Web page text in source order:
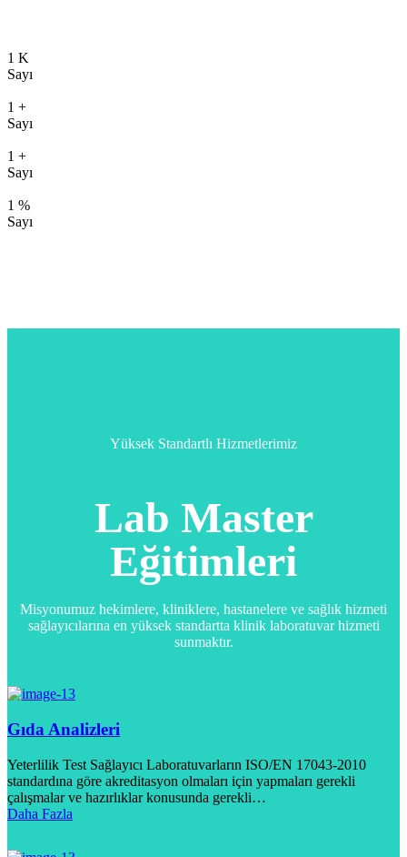
1 K
Sayı
1 +
Sayı
1 +
Sayı
1 %
Sayı
Yüksek Standartlı Hizmetlerimiz
Lab Master
Eğitimleri
Misyonumuz hekimlere, kliniklere, hastanelere ve sağlık hizmeti
sağlayıcılarına en yüksek standartta klinik laboratuvar hizmeti
sunmaktır.
Gıda Analizleri
Yeterlilik Test Sağlayıcı Laboratuvarların ISO/EN 17043-2010
standardına göre akreditasyon olmaları için yapmaları gerekli
çalışmalar ve hazırlıklar konusunda gerekli…
Daha Fazla